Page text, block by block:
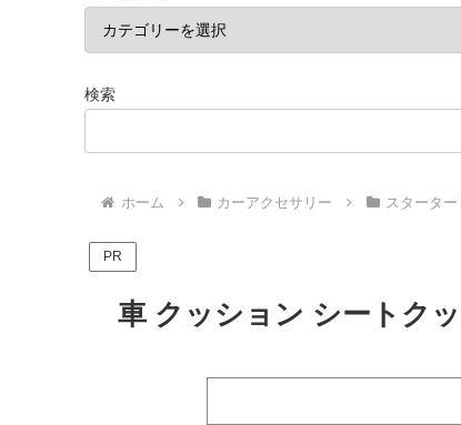
検索
ホーム カーアクセサリー スタータ
PR
車 クッション シートク